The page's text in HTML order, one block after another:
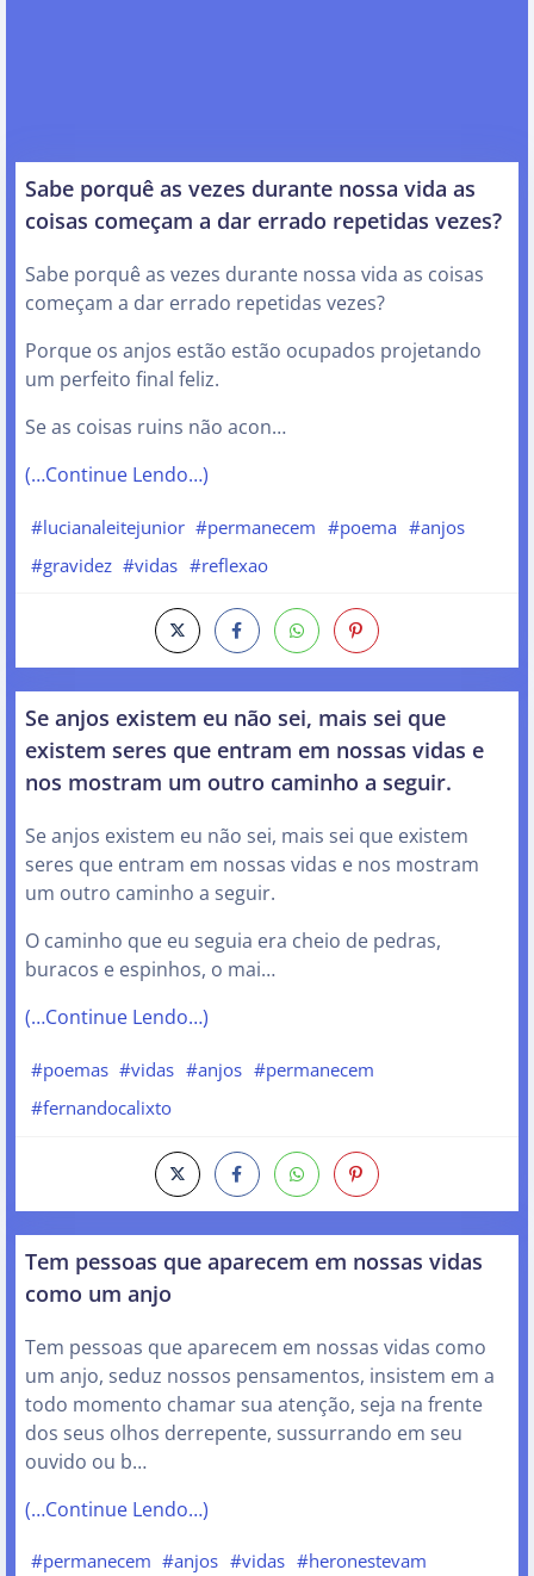
Sabe porquê as vezes durante nossa vida as
coisas começam a dar errado repetidas vezes?
Sabe porquê as vezes durante nossa vida as coisas
começam a dar errado repetidas vezes?
Porque os anjos estão estão ocupados projetando
um perfeito final feliz.
Se as coisas ruins não acon…
(…Continue Lendo…)
#lucianaleitejunior #permanecem #poema #anjos
#gravidez #vidas #reflexao
Se anjos existem eu não sei, mais sei que
existem seres que entram em nossas vidas e
nos mostram um outro caminho a seguir.
Se anjos existem eu não sei, mais sei que existem
seres que entram em nossas vidas e nos mostram
um outro caminho a seguir.
O caminho que eu seguia era cheio de pedras,
buracos e espinhos, o mai…
(…Continue Lendo…)
#poemas #vidas #anjos #permanecem
#fernandocalixto
Tem pessoas que aparecem em nossas vidas
como um anjo
Tem pessoas que aparecem em nossas vidas como
um anjo, seduz nossos pensamentos, insistem em a
todo momento chamar sua atenção, seja na frente
dos seus olhos derrepente, sussurrando em seu
ouvido ou b…
(…Continue Lendo…)
#permanecem #anjos #vidas #heronestevam